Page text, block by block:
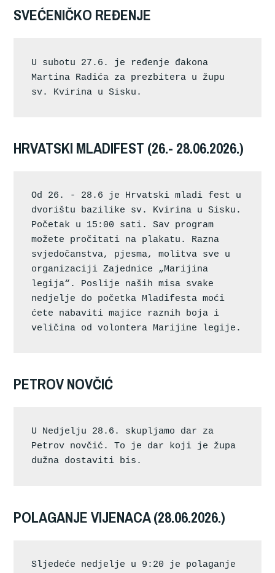
SVEĆENIČKO REĐENJE
U subotu 27.6. je ređenje đakona
Martina Radića za prezbitera u župu
sv. Kvirina u Sisku.
HRVATSKI MLADIFEST (26.- 28.06.2026.)
Od 26. - 28.6 je Hrvatski mladi fest u
dvorištu bazilike sv. Kvirina u Sisku.
Početak u 15:00 sati. Sav program
možete pročitati na plakatu. Razna
svjedočanstva, pjesma, molitva sve u
organizaciji Zajednice „Marijina
legija“. Poslije naših misa svake
nedjelje do početka Mladifesta moći
ćete nabaviti majice raznih boja i
veličina od volontera Marijine legije.
PETROV NOVČIĆ
U Nedjelju 28.6. skupljamo dar za
Petrov novčić. To je dar koji je župa
dužna dostaviti bis.
POLAGANJE VIJENACA (28.06.2026.)
Sljedeće nedjelje u 9:20 je polaganje